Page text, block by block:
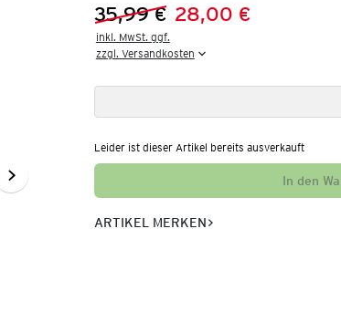
Vorheriger Preis:
35,99 €
Neuer Preis:28,00 €
inkl. MwSt. ggf.
zzgl. Versandkosten
Leider ist dieser Artikel bereits ausverkauft
In den
ARTIKEL MERKEN